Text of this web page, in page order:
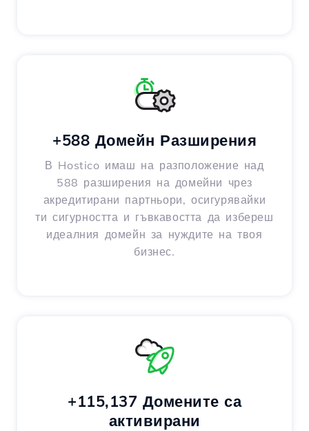
+588 Домейн Разширения
В Hostico имаш на разположение над
588 разширения на домейни чрез
акредитирани партньори, осигурявайки
ти сигурността и гъвкавостта да избереш
идеалния домейн за нуждите на твоя
бизнес.
+115,137 Домените са
активирани